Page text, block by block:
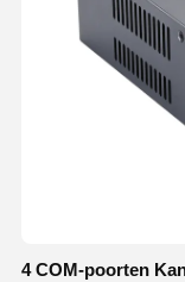
4 COM-poorten